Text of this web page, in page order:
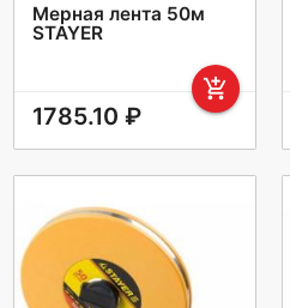
Мерная лента 50м
STAYER
add_shopping_cart
1785.10 ₽